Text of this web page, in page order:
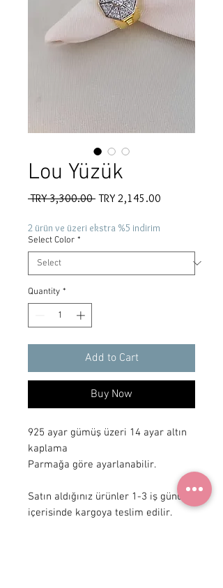
Lou Yüzük
TRY 3,300.00 Regular
TRY 2,145.00
2 ürün ve üzeri ekstra %5 indirim
Select Color *
Quantity *
Add to Cart
Buy Now
925 ayar gümüş üzeri 14 ayar altın
kaplama
Parmağa göre ayarlanabilir.
Satın aldığınız ürünler 1-3 iş günü
içerisinde kargoya teslim edilir.